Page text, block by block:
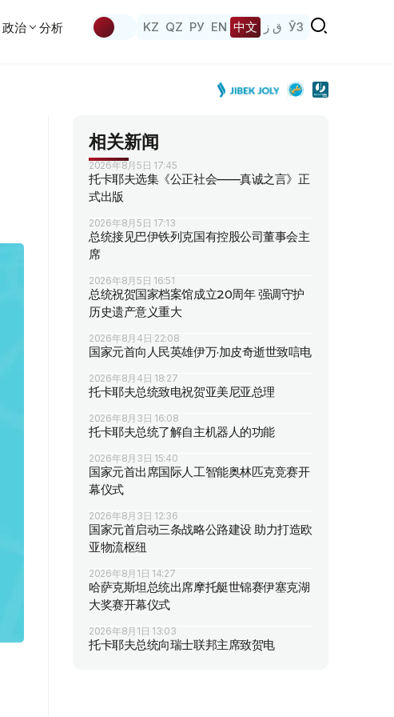
政治 分析 KZ QZ РУ EN 中文 ق ز ЎЗ
相关新闻
2026年8月5日 17:45
托卡耶夫选集《公正社会——真诚之言》正
式出版
2026年8月5日 17:13
总统接见巴伊铁列克国有控股公司董事会主
席
2026年8月5日 16:51
总统祝贺国家档案馆成立20周年 强调守护
历史遗产意义重大
2026年8月4日 22:08
国家元首向人民英雄伊万·加皮奇逝世致唁电
2026年8月4日 18:27
托卡耶夫总统致电祝贺亚美尼亚总理
2026年8月3日 16:08
托卡耶夫总统了解自主机器人的功能
2026年8月3日 15:40
国家元首出席国际人工智能奥林匹克竞赛开
幕仪式
2026年8月3日 12:36
国家元首启动三条战略公路建设 助力打造欧
亚物流枢纽
2026年8月1日 14:27
哈萨克斯坦总统出席摩托艇世锦赛伊塞克湖
大奖赛开幕仪式
2026年8月1日 13:03
托卡耶夫总统向瑞士联邦主席致贺电